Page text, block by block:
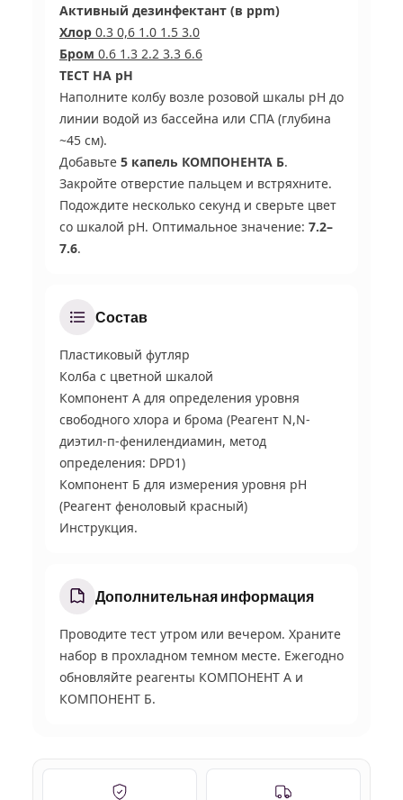
Активный дезинфектант (в ppm)
Хлор 0.3 0,6 1.0 1.5 3.0
Бром 0.6 1.3 2.2 3.3 6.6
ТЕСТ НА pH
Наполните колбу возле розовой шкалы pH до
линии водой из бассейна или СПА (глубина
~45 см).
Добавьте 5 капель КОМПОНЕНТА Б.
Закройте отверстие пальцем и встряхните.
Подождите несколько секунд и сверьте цвет
со шкалой pH. Оптимальное значение: 7.2–
7.6.
Состав
Пластиковый футляр
Колба с цветной шкалой
Компонент А для определения уровня
свободного хлора и брома (Реагент N,N-
диэтил-п-фенилендиамин, метод
определения: DPD1)
Компонент Б для измерения уровня рН
(Реагент феноловый красный)
Инструкция.
Дополнительная информация
Проводите тест утром или вечером. Храните
набор в прохладном темном месте. Ежегодно
обновляйте реагенты КОМПОНЕНТ А и
КОМПОНЕНТ Б.